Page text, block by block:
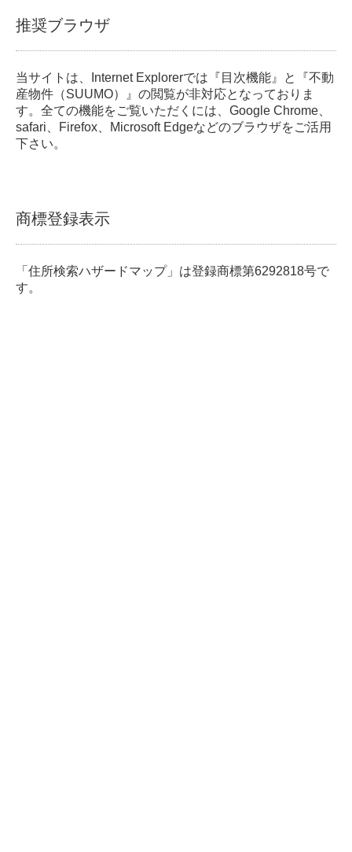
推奨ブラウザ
当サイトは、Internet Explorerでは『目次機能』と『不動
産物件（SUUMO）』の閲覧が非対応となっておりま
す。全ての機能をご覧いただくには、Google Chrome、
safari、Firefox、Microsoft Edgeなどのブラウザをご活用
下さい。
商標登録表示
「住所検索ハザードマップ」は登録商標第6292818号で
す。